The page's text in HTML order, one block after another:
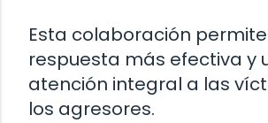
Esta colaboración
respuesta más efectiva y
atención integral a las
los agresores.